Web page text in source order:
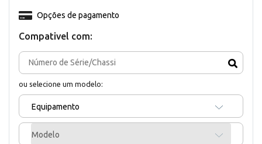
Compativel com:
ou selecione um modelo:
Equipamento
Modelo
Opções de pagamento